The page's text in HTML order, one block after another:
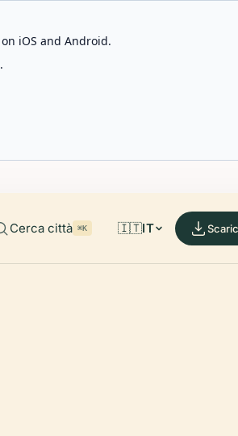
iOS and Android.
Cerca città ⌘K 🇮🇹IT